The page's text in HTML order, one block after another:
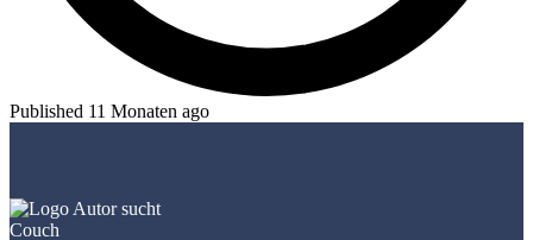
Published 11 Monaten ago